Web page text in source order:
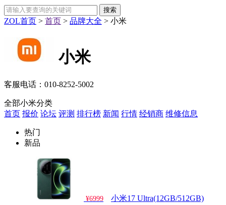
ZOL首页 > 首页 > 品牌大全 > 小米
小米
客服电话： 010-8252-5002
全部小米分类
首页 报价 论坛 评测 排行榜 新闻 行情 经销商 维修信息
热门
新品
¥6999 小米17 Ultra(12GB/512GB)